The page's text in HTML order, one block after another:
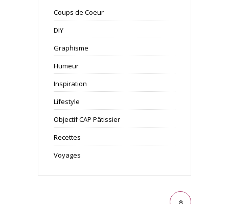
Coups de Coeur
DIY
Graphisme
Humeur
Inspiration
Lifestyle
Objectif CAP Pâtissier
Recettes
Voyages